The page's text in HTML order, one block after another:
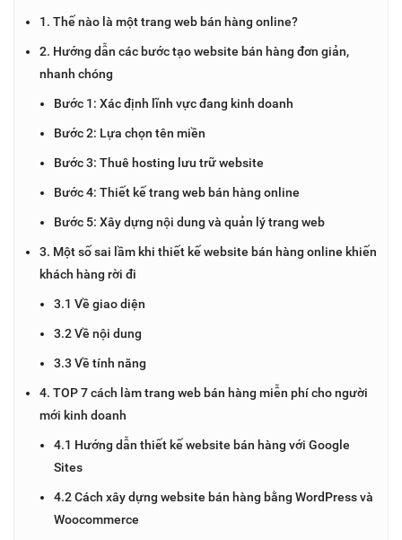
1. Thế nào là một trang web bán hàng online?
2. Hướng dẫn các bước tạo website bán hàng đơn giản,
nhanh chóng
Bước 1: Xác định lĩnh vực đang kinh doanh
Bước 2: Lựa chọn tên miền
Bước 3: Thuê hosting lưu trữ website
Bước 4: Thiết kế trang web bán hàng online
Bước 5: Xây dựng nội dung và quản lý trang web
3. Một số sai lầm khi thiết kế website bán hàng online khiến
khách hàng rời đi
3.1 Về giao diện
3.2 Về nội dung
3.3 Về tính năng
4. TOP 7 cách làm trang web bán hàng miễn phí cho người
mới kinh doanh
4.1 Hướng dẫn thiết kế website bán hàng với Google
Sites
4.2 Cách xây dựng website bán hàng bằng WordPress và
Woocommerce